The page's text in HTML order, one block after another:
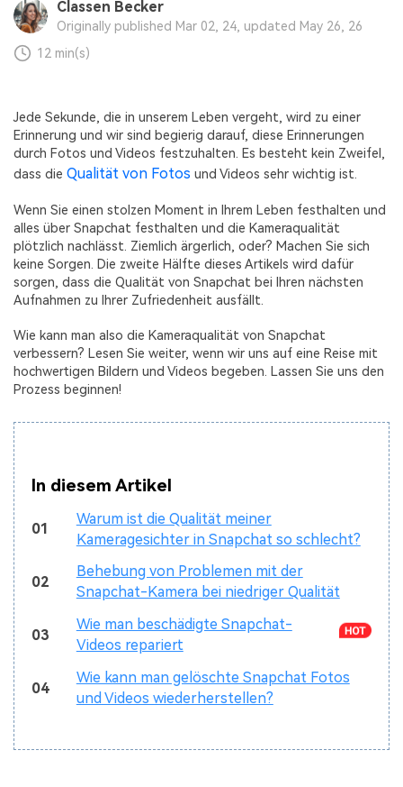
Guide & Support
Dateien sowie verlorenen Outlook-E-Mails.
Classen Becker
Originally published Mar 02, 24, updated May 26, 26
12 min(s)
Jede Sekunde, die in unserem Leben vergeht, wird zu einer
Erinnerung und wir sind begierig darauf, diese Erinnerungen
durch Fotos und Videos festzuhalten. Es besteht kein Zweifel,
dass die Qualität von Fotos und Videos sehr wichtig ist.
Wenn Sie einen stolzen Moment in Ihrem Leben festhalten und
alles über Snapchat festhalten und die Kameraqualität
plötzlich nachlässt. Ziemlich ärgerlich, oder? Machen Sie sich
keine Sorgen. Die zweite Hälfte dieses Artikels wird dafür
sorgen, dass die Qualität von Snapchat bei Ihren nächsten
Aufnahmen zu Ihrer Zufriedenheit ausfällt.
Wie kann man also die Kameraqualität von Snapchat
verbessern? Lesen Sie weiter, wenn wir uns auf eine Reise mit
hochwertigen Bildern und Videos begeben. Lassen Sie uns den
Prozess beginnen!
In diesem Artikel
01
Warum ist die Qualität meiner
Kameragesichter in Snapchat so schlecht?
02
Behebung von Problemen mit der
Snapchat-Kamera bei niedriger Qualität
03
Wie man beschädigte Snapchat-
Videos repariert
04
Wie kann man gelöschte Snapchat Fotos
und Videos wiederherstellen?